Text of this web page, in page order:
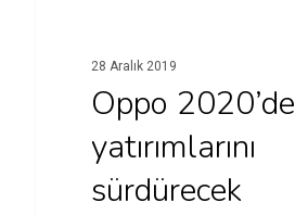
28 Aralık 2019
Oppo 2020’de
yatırımlarını
sürdürecek